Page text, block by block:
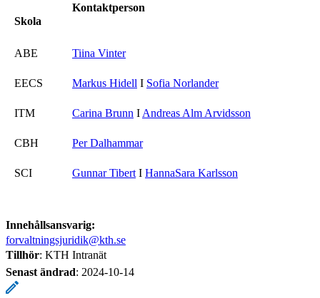
Skola
Kontaktperson
ABE Tiina Vinter
EECS Markus Hidell I Sofia Norlander
ITM Carina Brunn I Andreas Alm Arvidsson
CBH Per Dalhammar
SCI Gunnar Tibert I HannaSara Karlsson
Innehållsansvarig:
forvaltningsjuridik@kth.se
Tillhör: KTH Intranät
Senast ändrad: 2024-10-14